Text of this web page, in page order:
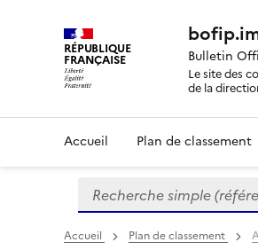
RÉPUBLIQUE
FRANÇAISE Bulletin
Le site des
de la
Accueil Plan de classement
Formulaire
de
recherche
Recherche simple
Accueil Plan de classement